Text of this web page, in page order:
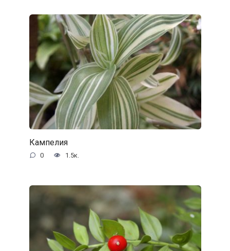
Кампелия
0 1.5к.